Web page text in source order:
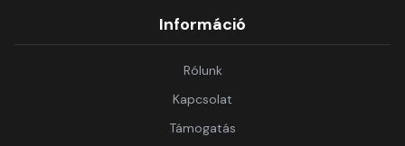
Információ
Rólunk
Kapcsolat
Támogatás